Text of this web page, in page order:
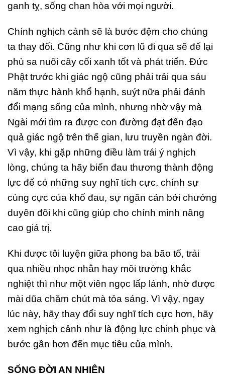
ganh tỵ, sống chan hòa với mọi người.
Chính nghịch cảnh sẽ là bước đệm cho chúng
ta thay đổi. Cũng như khi cơn lũ đi qua sẽ để lại
phù sa nuôi cây cối xanh tốt và phát triển. Đức
Phật trước khi giác ngộ cũng phải trải qua sáu
năm thực hành khổ hạnh, suýt nữa phải đánh
đổi mạng sống của mình, nhưng nhờ vậy mà
Ngài mới tìm ra được con đường đạt đến đạo
quả giác ngộ trên thế gian, lưu truyền ngàn đời.
Vì vậy, khi gặp những điều làm trái ý nghịch
lòng, chúng ta hãy biến đau thương thành động
lực để có những suy nghĩ tích cực, chính sự
cùng cực của khổ đau, sự ngăn cản bởi chướng
duyên đôi khi cũng giúp cho chính mình nâng
cao giá trị.
Khi được tôi luyện giữa phong ba bão tố, trải
qua nhiều nhọc nhằn hay môi trường khắc
nghiệt thì như một viên ngọc lấp lánh, nhờ được
mài dũa chăm chút mà tỏa sáng. Vì vậy, ngay
lúc này, hãy thay đổi suy nghĩ tích cực hơn, hãy
xem nghịch cảnh như là động lực chinh phục và
bước gần hơn đến mục tiêu của mình.
SỐNG ĐỜI AN NHIÊN